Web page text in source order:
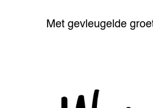
Met gevleugelde